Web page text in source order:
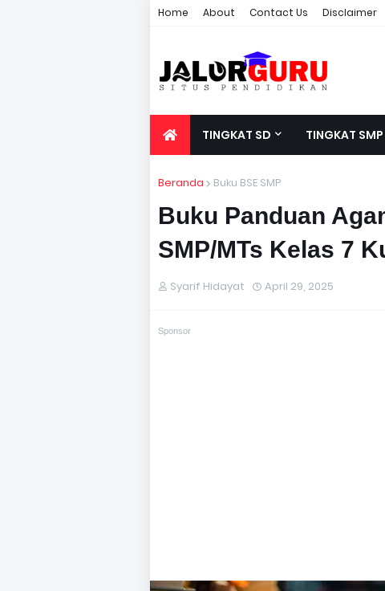
Home About Contact Us Disclaimer
TINGKAT SD TINGKAT SMP
Beranda Buku BSE SMP
Buku Panduan
SMP/MTs Kelas 7
Syarif Hidayat April 29, 2025
Sponsor